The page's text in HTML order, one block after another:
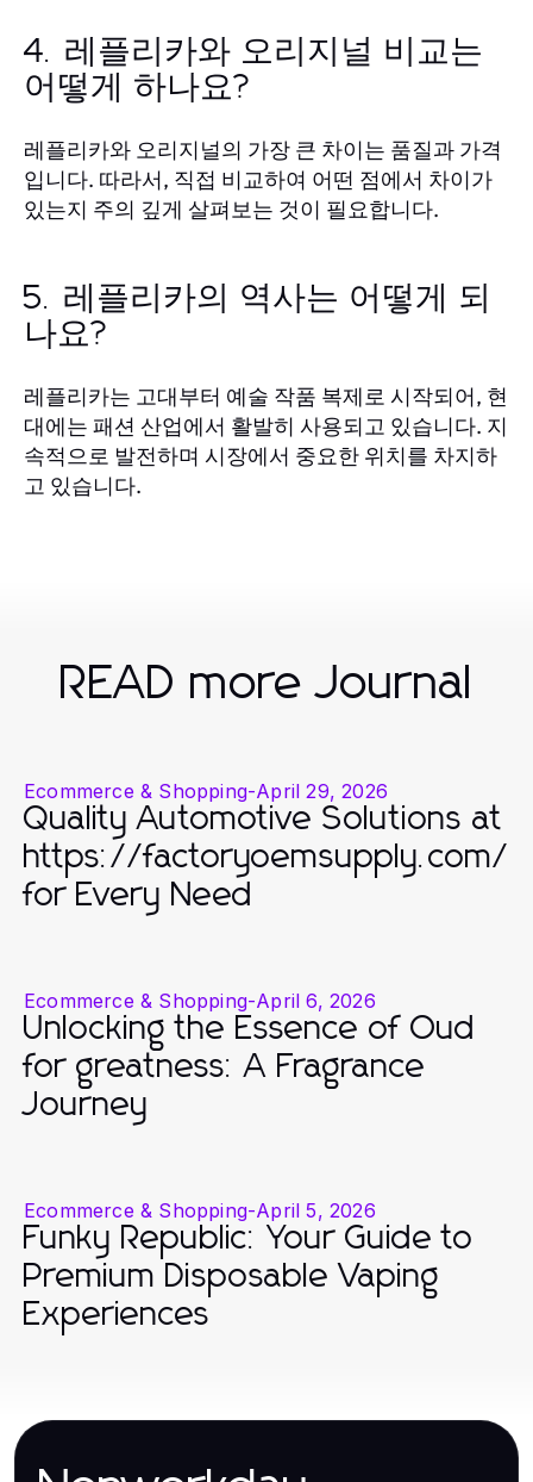
4. 레플리카와 오리지널 비교는
어떻게 하나요?
레플리카와 오리지널의 가장 큰 차이는 품질과 가격
입니다. 따라서, 직접 비교하여 어떤 점에서 차이가
있는지 주의 깊게 살펴보는 것이 필요합니다.
5. 레플리카의 역사는 어떻게 되
나요?
레플리카는 고대부터 예술 작품 복제로 시작되어, 현
대에는 패션 산업에서 활발히 사용되고 있습니다. 지
속적으로 발전하며 시장에서 중요한 위치를 차지하
고 있습니다.
READ more Journal
Ecommerce & Shopping-April 29, 2026
Quality Automotive Solutions at
https://factoryoemsupply.com/
for Every Need
Ecommerce & Shopping-April 6, 2026
Unlocking the Essence of Oud
for greatness: A Fragrance
Journey
Ecommerce & Shopping-April 5, 2026
Funky Republic: Your Guide to
Premium Disposable Vaping
Experiences